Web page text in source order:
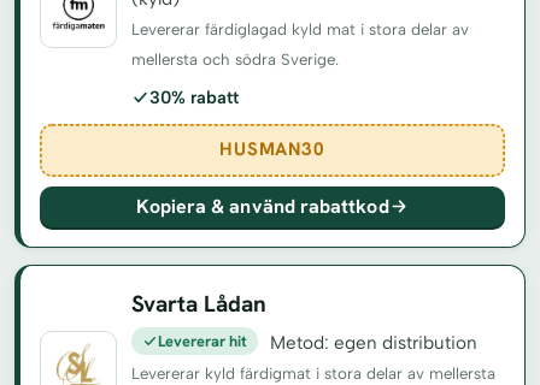
Levererar färdiglagad kyld mat i stora delar av
mellersta och södra Sverige.
30% rabatt
HUSMAN30
Kopiera & använd rabattkod
Svarta Lådan
Levererar hit Metod: egen distribution
Levererar kyld färdigmat i stora delar av mellersta